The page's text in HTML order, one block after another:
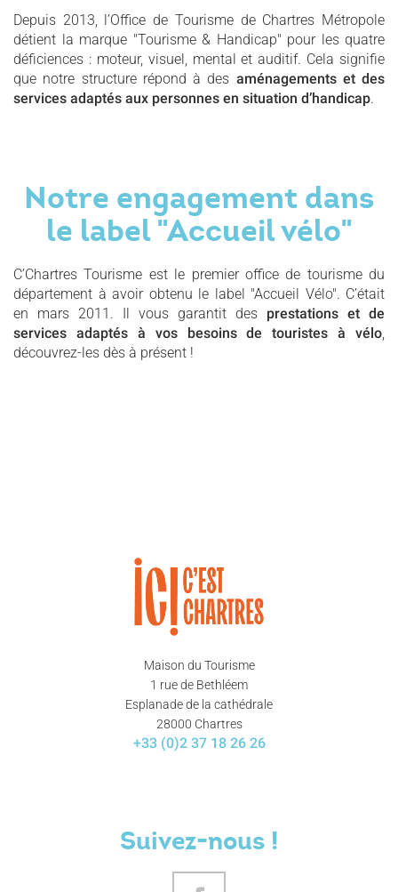
Depuis 2013, l’Office de Tourisme de Chartres Métropole
détient la marque "Tourisme & Handicap" pour les quatre
déficiences : moteur, visuel, mental et auditif. Cela signifie
que notre structure répond à des aménagements et des
services adaptés aux personnes en situation d’handicap.
Notre engagement dans
le label "Accueil vélo"
C’Chartres Tourisme est le premier office de tourisme du
département à avoir obtenu le label "Accueil Vélo". C’était
en mars 2011. Il vous garantit des prestations et de
services adaptés à vos besoins de touristes à vélo,
découvrez-les dès à présent !
Maison du Tourisme
1 rue de Bethléem
Esplanade de la cathédrale
28000 Chartres
+33 (0)2 37 18 26 26
Suivez-nous !